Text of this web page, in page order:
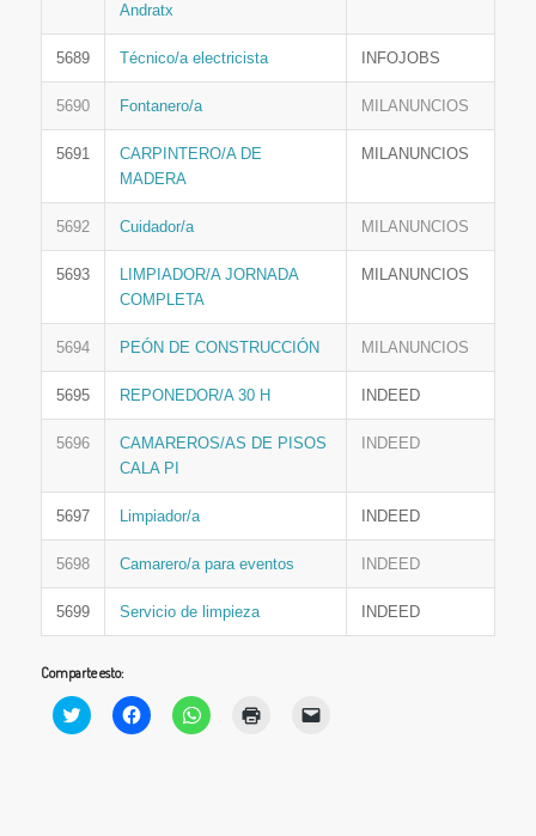
Andratx
5689 Técnico/a electricista INFOJOBS
5690 Fontanero/a MILANUNCIOS
5691
CARPINTERO/A DE
MADERA
MILANUNCIOS
5692 Cuidador/a MILANUNCIOS
5693
LIMPIADOR/A JORNADA
COMPLETA
MILANUNCIOS
5694 PEÓN DE CONSTRUCCIÓN MILANUNCIOS
5695 REPONEDOR/A 30 H INDEED
5696
CAMAREROS/AS DE PISOS
CALA PI
INDEED
5697 Limpiador/a INDEED
5698 Camarero/a para eventos INDEED
5699 Servicio de limpieza INDEED
Comparte esto:
Haz
clic
Haz
clic
Haz
clic